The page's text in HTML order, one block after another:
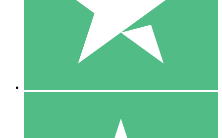
1 Download
10
US$1500
10 Download